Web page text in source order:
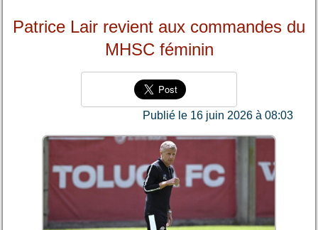
Patrice Lair revient aux commandes du
MHSC féminin
Publié le 16 juin 2026 à 08:03